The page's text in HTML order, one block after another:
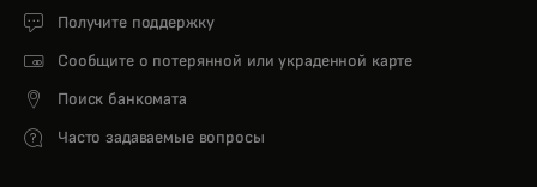
Получите поддержку
Сообщите о потерянной или украденной карте
Поиск банкомата
Часто задаваемые вопросы